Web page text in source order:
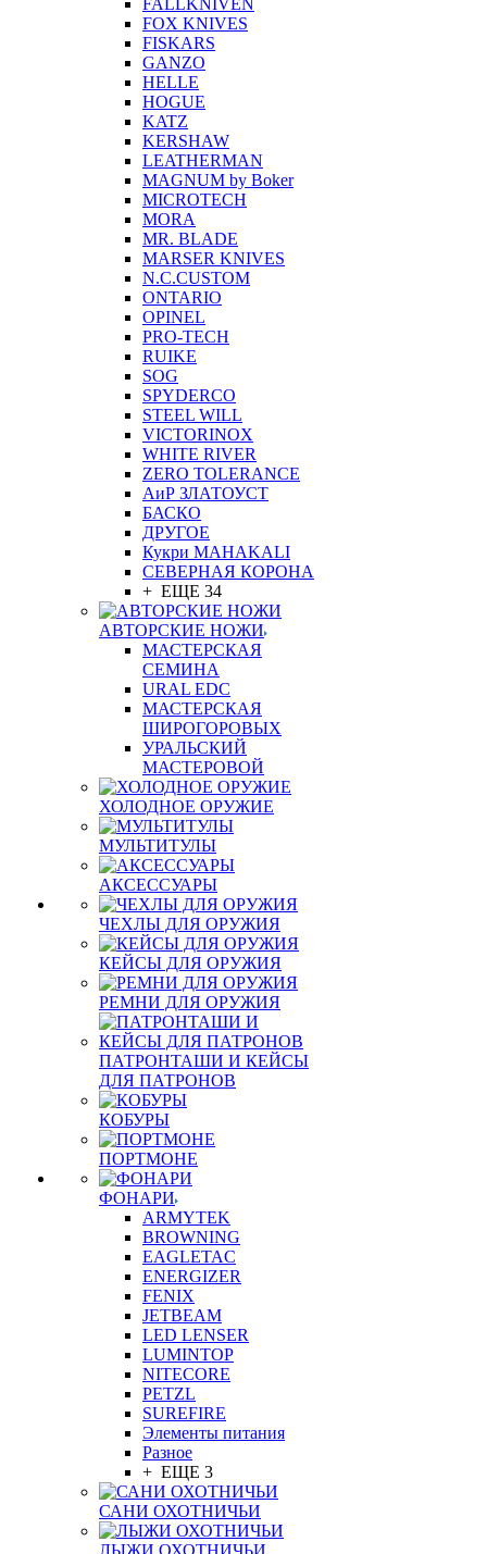
FALLKNIVEN
FOX KNIVES
FISKARS
GANZO
HELLE
HOGUE
KATZ
KERSHAW
LEATHERMAN
MAGNUM by Boker
MICROTECH
MORA
MR. BLADE
MARSER KNIVES
N.C.CUSTOM
ONTARIO
OPINEL
PRO-TECH
RUIKE
SOG
SPYDERCO
STEEL WILL
VICTORINOX
WHITE RIVER
ZERO TOLERANCE
АиР ЗЛАТОУСТ
БАСКО
ДРУГОЕ
Кукри MAHAKALI
СЕВЕРНАЯ КОРОНА
+ ЕЩЕ 34
АВТОРСКИЕ НОЖИ
МАСТЕРСКАЯ
СЕМИНА
URAL EDC
МАСТЕРСКАЯ
ШИРОГОРОВЫХ
УРАЛЬСКИЙ
МАСТЕРОВОЙ
ХОЛОДНОЕ ОРУЖИЕ
МУЛЬТИТУЛЫ
АКСЕССУАРЫ
ЧЕХЛЫ ДЛЯ ОРУЖИЯ
КЕЙСЫ ДЛЯ ОРУЖИЯ
РЕМНИ ДЛЯ ОРУЖИЯ
ПАТРОНТАШИ И КЕЙСЫ
ДЛЯ ПАТРОНОВ
КОБУРЫ
ПОРТМОНЕ
ФОНАРИ
ARMYTEK
BROWNING
EAGLETAC
ENERGIZER
FENIX
JETBEAM
LED LENSER
LUMINTOP
NITECORE
PETZL
SUREFIRE
Элементы питания
Разное
+ ЕЩЕ 3
САНИ ОХОТНИЧЬИ
ЛЫЖИ ОХОТНИЧЬИ